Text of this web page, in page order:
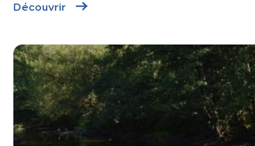
Découvrir